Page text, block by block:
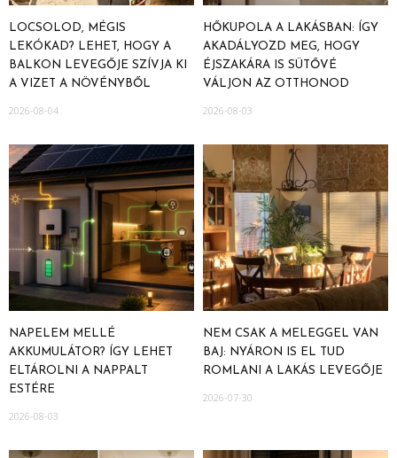
LOCSOLOD, MÉGIS
LEKÓKAD? LEHET, HOGY A
BALKON LEVEGŐJE SZÍVJA KI
A VIZET A NÖVÉNYBŐL
2026-08-04
HŐKUPOLA A LAKÁSBAN: ÍGY
AKADÁLYOZD MEG, HOGY
ÉJSZAKÁRA IS SÜTŐVÉ
VÁLJON AZ OTTHONOD
2026-08-03
NAPELEM MELLÉ
AKKUMULÁTOR? ÍGY LEHET
ELTÁROLNI A NAPPALT
ESTÉRE
2026-08-03
NEM CSAK A MELEGGEL VAN
BAJ: NYÁRON IS EL TUD
ROMLANI A LAKÁS LEVEGŐJE
2026-07-30